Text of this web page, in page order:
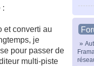
»
:
et converti au
je
pour passer de
multi-piste